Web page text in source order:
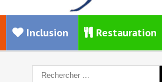
Inclusion Restauration